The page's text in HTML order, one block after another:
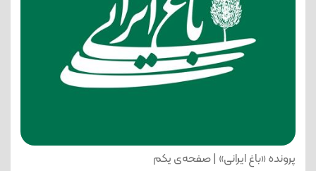
پرونده «باغ ایرانی» | صفحه‌ی یکم